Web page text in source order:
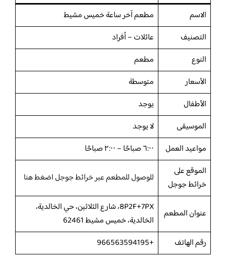
الاسم
مطعم آخر ساعة خميس مشيط
التصنيف
عائلات – أفراد
النوع
مطعم
الأسعار
متوسطة
الأطفال
يوجد
الموسيقى
لا يوجد
مواعيد العمل
٦:٠٠ صباحًا – ٢:٠٠ صباحًا
الموقع على
خرائط جوجل
للوصول للمطعم عبر خرائط جوجل اضغط هنا
عنوان المطعم
8P2F+7PX، شارع الثلاثين، حي الخالدية،
الخالدية، خميس مشيط 62461
رقم الهاتف
+966563594195